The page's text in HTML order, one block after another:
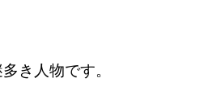
き人物です。